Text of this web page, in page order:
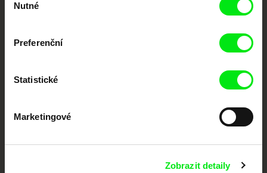
souhlasu
Nutné
Preferenční
Statistické
Marketingové
Zobrazit detaily
DOK Leipzig